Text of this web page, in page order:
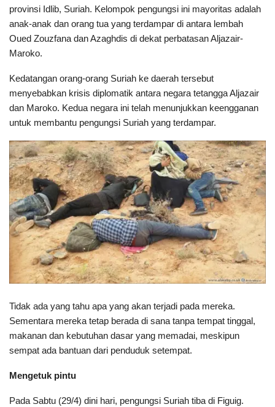
provinsi Idlib, Suriah. Kelompok pengungsi ini mayoritas adalah
anak-anak dan orang tua yang terdampar di antara lembah
Oued Zouzfana dan Azaghdis di dekat perbatasan Aljazair-
Maroko.
Kedatangan orang-orang Suriah ke daerah tersebut
menyebabkan krisis diplomatik antara negara tetangga Aljazair
dan Maroko. Kedua negara ini telah menunjukkan keengganan
untuk membantu pengungsi Suriah yang terdampar.
Tidak ada yang tahu apa yang akan terjadi pada mereka.
Sementara mereka tetap berada di sana tanpa tempat tinggal,
makanan dan kebutuhan dasar yang memadai, meskipun
sempat ada bantuan dari penduduk setempat.
Mengetuk pintu
Pada Sabtu (29/4) dini hari, pengungsi Suriah tiba di Figuig.